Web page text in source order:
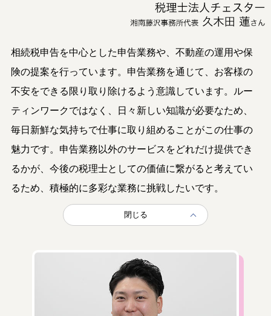
相続税申告を中心とした申告業務や、不動産の運用や保
険の提案を行っています。申告業務を通じて、お客様の
不安をできる限り取り除けるよう意識しています。ルー
ティンワークではなく、日々新しい知識が必要なため、
毎日新鮮な気持ちで仕事に取り組めることがこの仕事の
魅力です。申告業務以外のサービスをどれだけ提供でき
るかが、今後の税理士としての価値に繋がると考えてい
るため、積極的に多彩な業務に挑戦したいです。
閉じる